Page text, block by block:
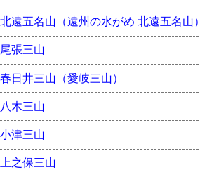
北遠五名山（遠州の水がめ 北遠五名山）
尾張三山
春日井三山（愛岐三山）
八木三山
小津三山
上之保三山